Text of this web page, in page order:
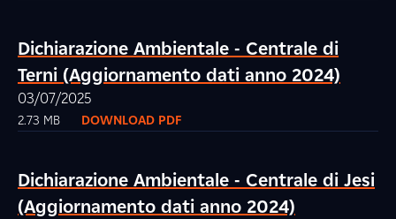
Dichiarazione Ambientale - Centrale di
Terni (Aggiornamento dati anno 2024)
03/07/2025
2.73 MB DOWNLOAD PDF
Dichiarazione Ambientale - Centrale di Jesi
(Aggiornamento dati anno 2024)